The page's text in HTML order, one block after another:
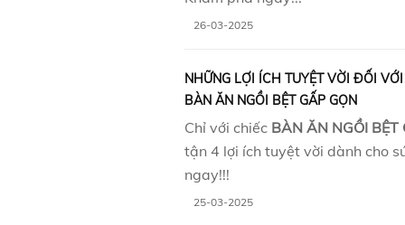
26-03-2025
NHỮNG LỢI ÍCH TUYỆT VỜI ĐỐI
BÀN ĂN NGỒI BỆT GẤP GỌN
Chỉ với chiếc BÀN ĂN NGỒI BỆT
tận 4 lợi ích tuyệt vời dành cho
ngay!!!
25-03-2025